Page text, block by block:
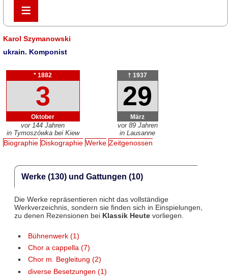
≡
≡
Karol Szymanowski
ukrain. Komponist
* 1882
3
Oktober
vor 144 Jahren
in Tymoszówka bei Kiew
† 1937
29
März
vor 89 Jahren
in Lausanne
Biographie Diskographie Werke Zeitgenossen
Werke (130) und Gattungen (10)
Die Werke repräsentieren nicht das vollständige
Werkverzeichnis, sondern sie finden sich in Einspielungen,
zu denen Rezensionen bei Klassik Heutevorliegen.
Bühnenwerk (1)
Chor a cappella (7)
Chor m. Begleitung (2)
diverse Besetzungen (1)